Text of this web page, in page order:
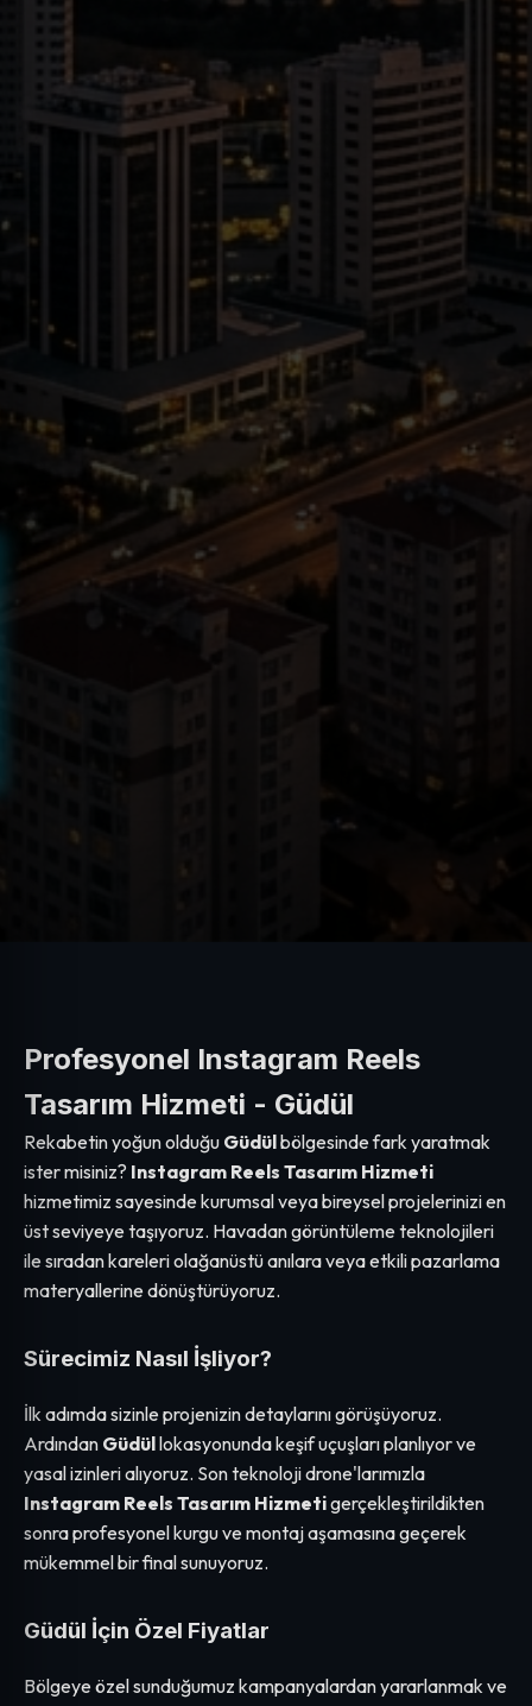
Profesyonel Instagram Reels
Tasarım Hizmeti - Güdül
Rekabetin yoğun olduğu Güdülbölgesinde fark yaratmak
ister misiniz? Instagram Reels Tasarım Hizmeti
hizmetimiz sayesinde kurumsal veya bireysel projelerinizi en
üst seviyeye taşıyoruz. Havadan görüntüleme teknolojileri
ile sıradan kareleri olağanüstü anılara veya etkili pazarlama
materyallerine dönüştürüyoruz.
Sürecimiz Nasıl İşliyor?
İlk adımda sizinle projenizin detaylarını görüşüyoruz.
Ardından Güdüllokasyonunda keşif uçuşları planlıyor ve
yasal izinleri alıyoruz. Son teknoloji drone'larımızla
Instagram Reels Tasarım Hizmetigerçekleştirildikten
sonra profesyonel kurgu ve montaj aşamasına geçerek
mükemmel bir final sunuyoruz.
Güdül İçin Özel Fiyatlar
Bölgeye özel sunduğumuz kampanyalardan yararlanmak ve